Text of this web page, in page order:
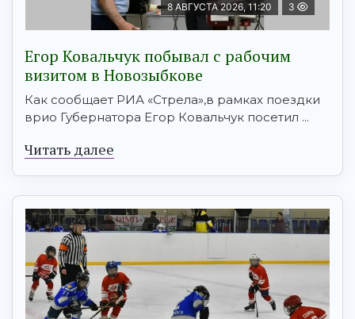
8 АВГУСТА 2026, 11:20 3
Егор Ковальчук побывал с рабочим
визитом в Новозыбкове
Как сообщает РИА «Стрела»,в рамках поездки
врио Губернатора Егор Ковальчук посетил ...
Читать далее